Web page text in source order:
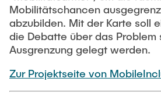
Mobilitätschancen
abzubilden. Mit der Karte soll
die Debatte über das Problem
Ausgrenzung gelegt werden.
Zur Projektseite von